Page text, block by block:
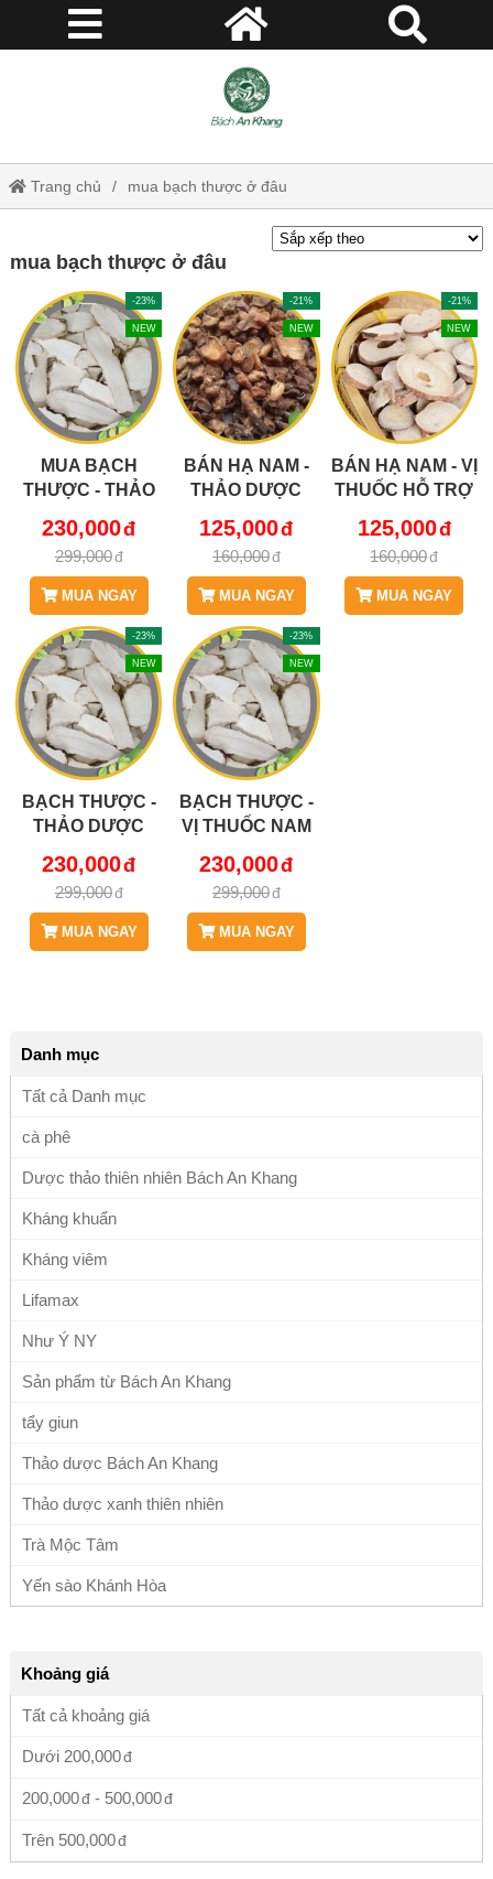
Trang chủ mua bạch thược ở đâu
mua bạch thược ở đâu
-23%
NEW
MUA BẠCH
THƯỢC - THẢO
KHANG JD277
BACHTHUOC V2
230,000
299,000
MUA NGAY
-21%
NEW
BÁN HẠ NAM -
THẢO DƯỢC
KHANG JD278
BANHANAM
125,000
160,000
MUA NGAY
-21%
NEW
BÁN HẠ NAM - VỊ
THUỐC HỖ TRỢ
ĐỜM, HO LÂU
NGÀY CỰC HAY
JD278
BANHANAM
125,000
160,000
MUA NGAY
-23%
NEW
BẠCH THƯỢC -
THẢO DƯỢC
KHANG JD277
BACHTHUOC
230,000
299,000
MUA NGAY
-23%
NEW
BẠCH THƯỢC -
VỊ THUỐC NAM
CỰC QUÝ JD277
BACHTHUOC
230,000
299,000
MUA NGAY
Danh mục
Tất cả Danh mục
cà phê
Dược thảo thiên nhiên Bách An Khang
Kháng khuẩn
Kháng viêm
Lifamax
Như Ý NY
Sản phẩm từ Bách An Khang
tẩy giun
Thảo dược Bách An Khang
Thảo dược xanh thiên nhiên
Trà Mộc Tâm
Yến sào Khánh Hòa
Khoảng giá
Tất cả khoảng giá
Dưới 200,000
200,000 - 500,000
Trên 500,000